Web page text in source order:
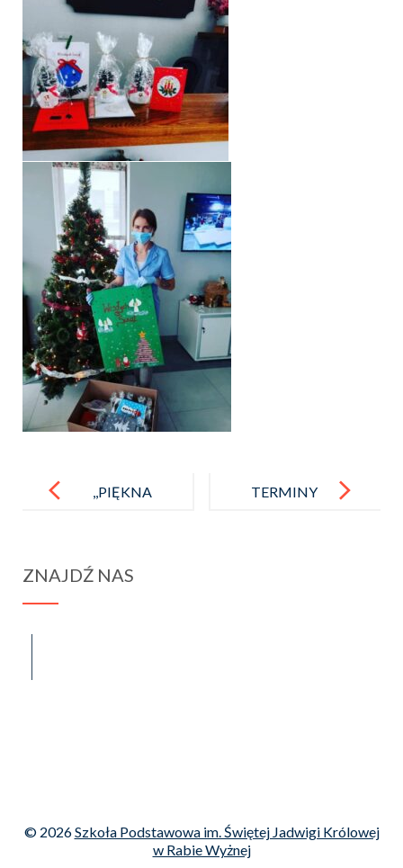
navigation
,,PIĘKNA
CAŁA”-wyniki
TERMINY
ZNAJDŹ NAS
© 2026Szkoła Podstawowa im. Świętej Jadwigi Królowej
w Rabie Wyżnej